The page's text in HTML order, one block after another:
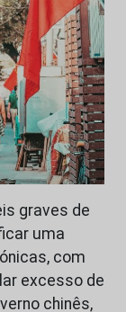
graves de
uma
com
excesso de
chinês,